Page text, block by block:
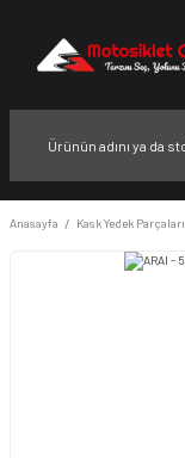
Anasayfa Kask Yedek Parçaları